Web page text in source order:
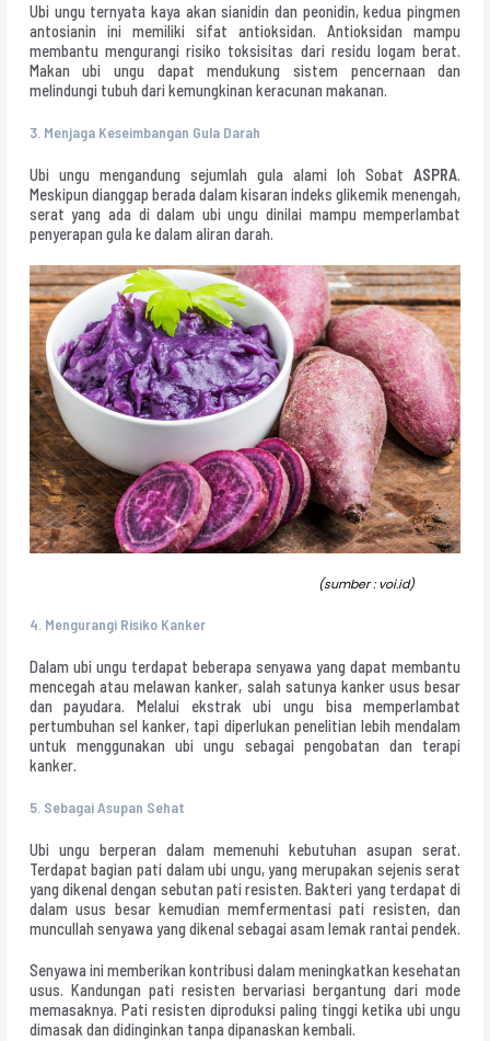
Ubi ungu ternyata kaya akan sianidin dan peonidin, kedua pingmen
antosianin ini memiliki sifat antioksidan. Antioksidan mampu
membantu mengurangi risiko toksisitas dari residu logam berat.
Makan ubi ungu dapat mendukung sistem pencernaan dan
melindungi tubuh dari kemungkinan keracunan makanan.
3. Menjaga Keseimbangan Gula Darah
Ubi ungu mengandung sejumlah gula alami loh SobatASPRA.
Meskipun dianggap berada dalam kisaran indeks glikemik menengah,
serat yang ada di dalam ubi ungu dinilai mampu memperlambat
penyerapan gula ke dalam aliran darah.
(sumber : voi.id)
4. Mengurangi Risiko Kanker
Dalam ubi ungu terdapat beberapa senyawa yang dapat membantu
mencegah atau melawan kanker, salah satunya kanker usus besar
dan payudara. Melalui ekstrak ubi ungu bisa memperlambat
pertumbuhan sel kanker, tapi diperlukan penelitian lebih mendalam
untuk menggunakan ubi ungu sebagai pengobatan dan terapi
kanker.
5. Sebagai Asupan Sehat
Ubi ungu berperan dalam memenuhi kebutuhan asupan serat.
Terdapat bagian pati dalam ubi ungu, yang merupakan sejenis serat
yang dikenal dengan sebutan pati resisten. Bakteri yang terdapat di
dalam usus besar kemudian memfermentasi pati resisten, dan
muncullah senyawa yang dikenal sebagai asam lemak rantai pendek.
Senyawa ini memberikan kontribusi dalam meningkatkan kesehatan
usus. Kandungan pati resisten bervariasi bergantung dari mode
memasaknya. Pati resisten diproduksi paling tinggi ketika ubi ungu
dimasak dan didinginkan tanpa dipanaskan kembali.